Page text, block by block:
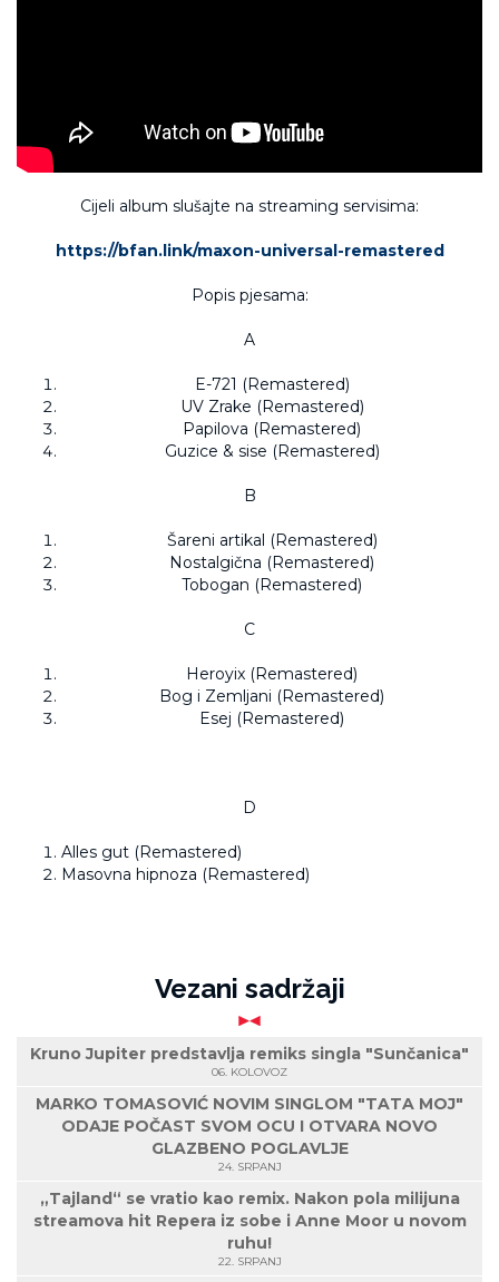
Cijeli album slušajte na streaming servisima:
https://bfan.link/maxon-universal-remastered
Popis pjesama:
A
E-721 (Remastered)
UV Zrake (Remastered)
Papilova (Remastered)
Guzice & sise (Remastered)
B
Šareni artikal (Remastered)
Nostalgična (Remastered)
Tobogan (Remastered)
C
Heroyix (Remastered)
Bog i Zemljani (Remastered)
Esej (Remastered)
D
Alles gut (Remastered)
Masovna hipnoza (Remastered)
Vezani sadržaji
Kruno Jupiter predstavlja remiks singla "Sunčanica"
06. KOLOVOZ
MARKO TOMASOVIĆ NOVIM SINGLOM "TATA MOJ"
ODAJE POČAST SVOM OCU I OTVARA NOVO
GLAZBENO POGLAVLJE
24. SRPANJ
„Tajland“ se vratio kao remix. Nakon pola milijuna
streamova hit Repera iz sobe i Anne Moor u novom
ruhu!
22. SRPANJ